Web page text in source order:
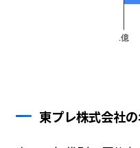
東プレ株式会社